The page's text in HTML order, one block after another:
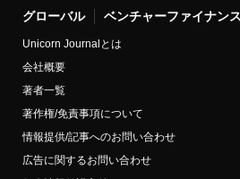
グローバル
ベンチャーファイナンス
Unicorn Journalとは
会社概要
著者一覧
著作権/免責事項について
情報提供/記事へのお問い合わせ
広告に関するお問い合わせ